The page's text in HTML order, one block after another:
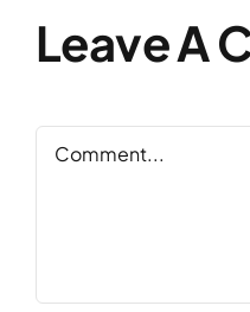
Leave A